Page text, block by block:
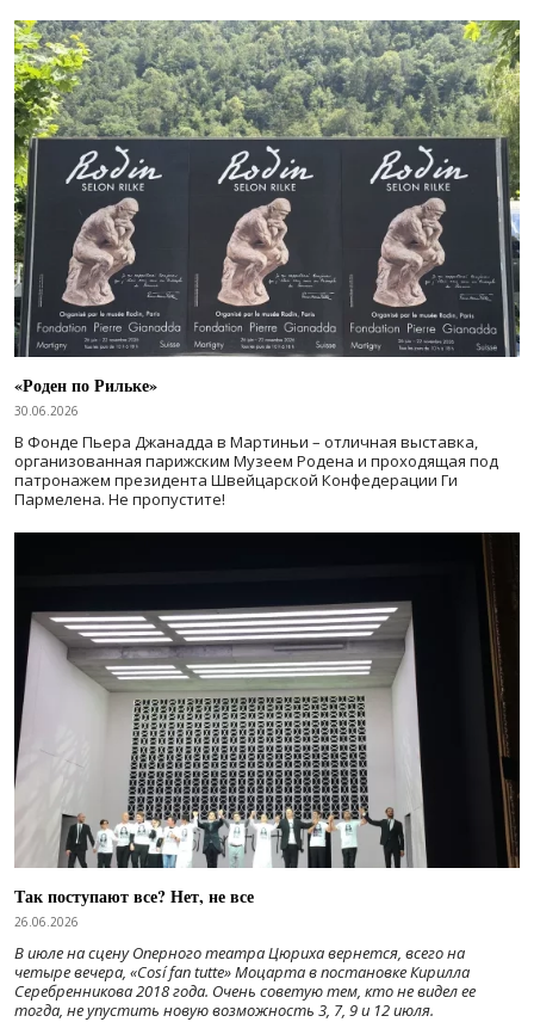
«Роден по Рильке»
30.06.2026
В Фонде Пьера Джанадда в Мартиньи – отличная выставка,
организованная парижским Музеем Родена и проходящая под
патронажем президента Швейцарской Конфедерации Ги
Пармелена. Не пропустите!
Так поступают все? Нет, не все
26.06.2026
В июле на сцену Оперного театра Цюриха вернется, всего на
четыре вечера, «Cosí fan tutte» Моцарта в постановке Кирилла
Серебренникова 2018 года. Очень советую тем, кто не видел ее
тогда, не упустить новую возможность 3, 7, 9 и 12 июля.